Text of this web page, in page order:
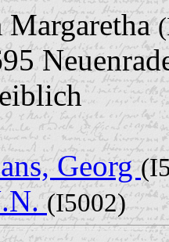
Margaretha
Georg
(I5002)